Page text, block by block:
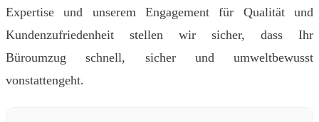
Expertise und unserem Engagement für Qualität und
Kundenzufriedenheit stellen wir sicher, dass Ihr
Büroumzug schnell, sicher und umweltbewusst
vonstattengeht.